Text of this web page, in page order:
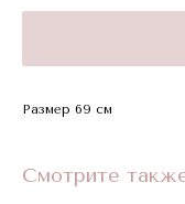
Размер 69 см
Смотрите